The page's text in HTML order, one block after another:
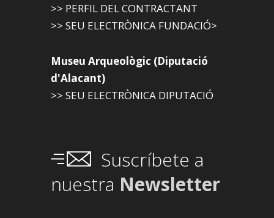
>> PERFIL DEL CONTRACTANT
>> SEU ELECTRÒNICA FUNDACIÓ>
Museu Arqueològic (Diputació
d'Alacant)
>> SEU ELECTRÒNICA DIPUTACIÓ
Suscríbete a
nuestra Newsletter